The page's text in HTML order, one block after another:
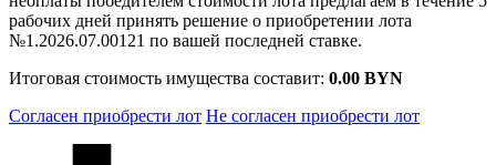
рабочих дней принять решение о приобретении лота
№1.2026.07.00121 по вашей последней ставке.
Итоговая стоимость имущества составит: 0.00 BYN
Согласен приобрести лот Не согласен приобрести лот